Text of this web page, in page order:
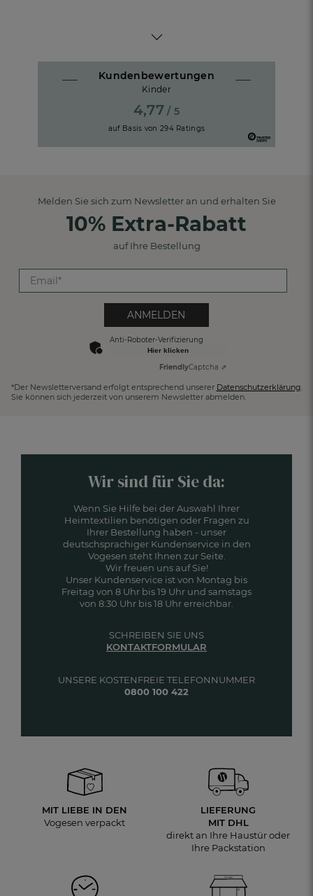
Kundenbewertungen
Kinder
4,77 / 5
auf Basis von 294Ratings
Melden Sie sich zum Newsletter an und erhalten Sie
10% Extra-Rabatt
auf Ihre Bestellung
ANMELDEN
Anti-Roboter-Verifizierung
Hier klicken
FriendlyCaptcha ⇗
*Der Newsletterversand erfolgt entsprechend unserer Datenschutzerklärung.
Sie können sich jederzeit von unserem Newsletter abmelden.
Wir sind für Sie da:
Wenn Sie Hilfe bei der Auswahl Ihrer
Heimtextilien benötigen oder Fragen zu
Ihrer Bestellung haben - unser
deutschsprachiger Kundenservice in den
Vogesen steht Ihnen zur Seite.
Wir freuen uns auf Sie!
Unser Kundenservice ist von Montag bis
Freitag von 8 Uhr bis 19 Uhr und samstags
von 8:30 Uhr bis 18 Uhr erreichbar.
UNSERE KOSTENFREIE TELEFONNUMMER
0800 100 422
SCHREIBEN SIE UNS
KONTAKTFORMULAR
MIT LIEBE IN DEN
Vogesen verpackt
LIEFERUNG
MIT DHL
direkt an Ihre Haustür oder
Ihre Packstation